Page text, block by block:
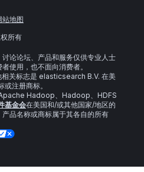
站地图
所有
论论坛、产品和服务仅供专业人士
使用，也不面向消费者。
关标志是 elasticsearch B.V. 在美
注册商标。
Hadoop、Hadoop、HDFS
基金会在美国和/或其他国家/地区的
品名称或商标属于其各自的所有